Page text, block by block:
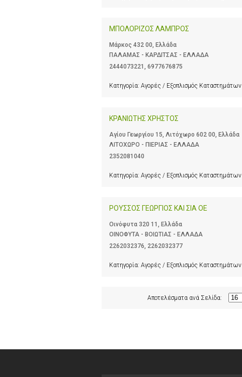
ΜΠΟΛΟΡΙΖΟΣ ΛΑΜΠΡΟΣ
Μάρκος 432 00, Ελλάδα
ΠΑΛΑΜΑΣ - ΚΑΡΔΙΤΣΑΣ - ΕΛΛΑΔΑ
2444073221 , 6977676875
Κατηγορία: Αγορές / Εξοπλισμός Καταστημάτων
ΚΡΑΝΙΩΤΗΣ ΧΡΗΣΤΟΣ
Αγίου Γεωργίου 15, Λιτόχωρο 602 00, Ελλάδα
ΛΙΤΟΧΩΡΟ - ΠΙΕΡΙΑΣ - ΕΛΛΑΔΑ
2352081040
Κατηγορία: Αγορές / Εξοπλισμός Καταστημάτων
ΡΟΥΣΣΟΣ ΓΕΩΡΓΙΟΣ ΚΑΙ ΣΙΑ ΟΕ
Οινόφυτα 320 11, Ελλάδα
ΟΙΝΟΦΥΤΑ - ΒΟΙΩΤΙΑΣ - ΕΛΛΑΔΑ
2262032376, 2262032377
Κατηγορία: Αγορές / Εξοπλισμός Καταστημάτων
Αποτελέσματα ανά Σελίδα: